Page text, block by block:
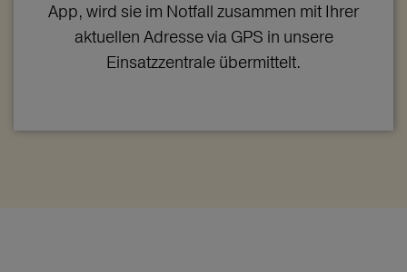
App, wird sie im Notfall zusammen mit Ihrer
aktuellen Adresse via GPS in unsere
Einsatzzentrale übermittelt.